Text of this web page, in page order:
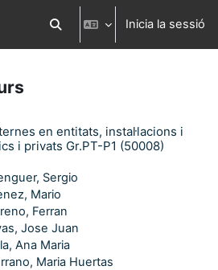
Commuta l'entrada de la cerca
Inicia la sessió
en entitats, instal·lacions i
i privats Gr.PT-P1 (50008)
Sergio
Mario
Ferran
Jose Juan
Ana Maria
Maria Huertas